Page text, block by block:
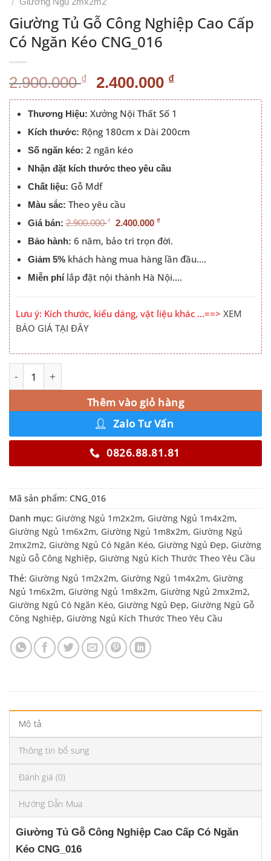
Giường Tủ Gỗ Công Nghiệp Cao Cấp
Có Ngăn Kéo CNG_016
2.900.000₫ Giá
gốc
là:
2.900.000 ₫.
2.400.000 ₫Giá
hiện
tại
là:
2.400.000 ₫.
Thương Hiệu: Xưởng Nội Thất Số 1
Kích thước: Rộng 180cm x Dài 200cm
Số ngăn kéo: 2 ngăn kéo
Nhận đặt kích thước theo yêu cầu
Chất liệu: Gỗ Mdf
Màu sắc: Theo yêu cầu
Giá bán:2.900.000 ₫ 2.400.000 ₫
Bảo hành: 6 năm, bảo trì trọn đời.
Giảm 5%khách hàng mua hàng lần đầu….
Miễn phílắp đặt nội thành Hà Nội….
Lưu ý: Kích thước, kiểu dáng, vật liệu khác …==> XEM
BÁO GIÁ TẠI ĐÂY
Giường Tủ Gỗ Công Nghiệp Cao Cấp Có Ngăn Kéo
Thêm vào giỏ hàng
Alternative:
Zalo Tư Vấn
0826.88.81.81
Mã sản phẩm: CNG_016
Danh mục: Giường Ngủ 1m2x2m, Giường Ngủ 1m4x2m,
Giường Ngủ 1m6x2m, Giường Ngủ 1m8x2m, Giường Ngủ
2mx2m2, Giường Ngủ Có Ngăn Kéo, Giường Ngủ Đẹp, Giường
Ngủ Gỗ Công Nghiệp, Giường Ngủ Kích Thước Theo Yêu Cầu
Thẻ: Giường Ngủ 1m2x2m, Giường Ngủ 1m4x2m, Giường
Ngủ 1m6x2m, Giường Ngủ 1m8x2m, Giường Ngủ 2mx2m2,
Giường Ngủ Có Ngăn Kéo, Giường Ngủ Đẹp, Giường Ngủ Gỗ
Công Nghiệp, Giường Ngủ Kích Thước Theo Yêu Cầu
Mô tả
Thông tin bổ sung
Đánh giá (0)
Hướng Dẫn Mua
Giường Tủ Gỗ Công Nghiệp Cao Cấp Có Ngăn
Kéo CNG_016